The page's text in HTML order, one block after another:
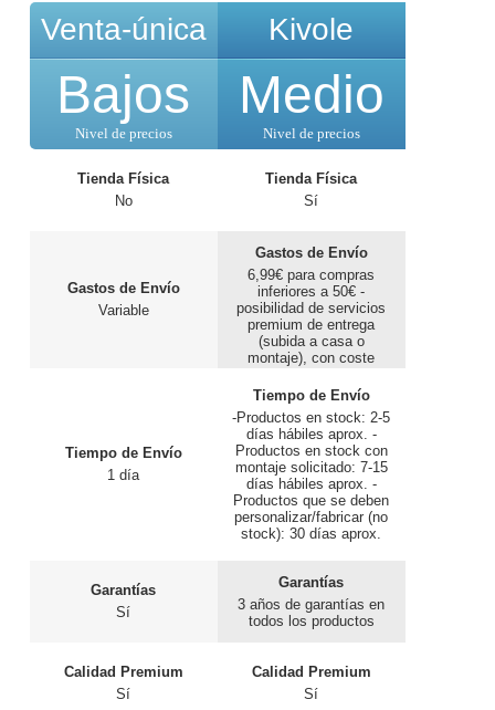
Venta-única
Bajos
Nivel de precios
Tienda Física
No
Gastos de Envío
Variable
Tiempo de Envío
1 día
Garantías
Sí
Calidad Premium
Sí
Kivole
Medio
Nivel de precios
Tienda Física
Sí
Gastos de Envío
6,99€ para compras
inferiores a 50€ -
posibilidad de servicios
premium de entrega
(subida a casa o
montaje), con coste
Tiempo de Envío
-Productos en stock: 2-5
días hábiles aprox. -
Productos en stock con
montaje solicitado: 7-15
días hábiles aprox. -
Productos que se deben
personalizar/fabricar (no
stock): 30 días aprox.
Garantías
3 años de garantías en
todos los productos
Calidad Premium
Sí